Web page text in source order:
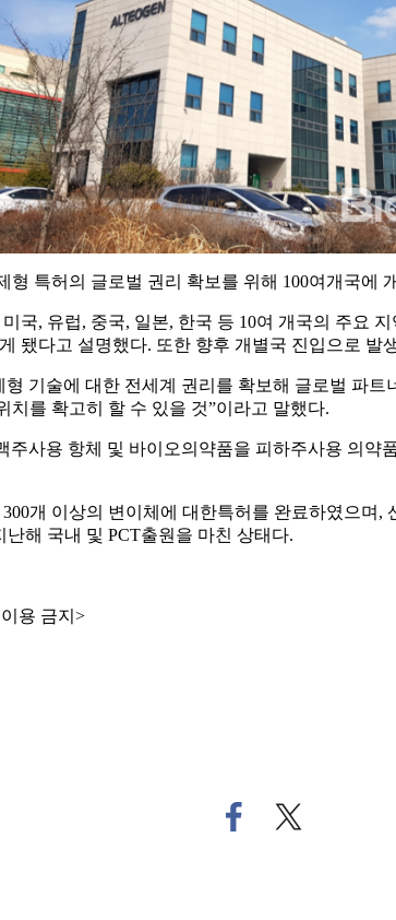
특허의 글로벌 권리 확보를 위해 100여개국에
국, 유럽, 중국, 일본, 한국 등 10여 개국의 주요
됐다고 설명했다. 또한 향후 개별국 진입으로
기술에 대한 전세계 권리를 확보해 글로벌 파
를 확고히 할 수 있을 것”이라고 말했다.
사용 항체 및 바이오의약품을 피하주사용 의약
개 이상의 변이체에 대한특허를 완료하였으
해 국내 및 PCT출원을 마친 상태다.
용 금지>
페
이
트
위